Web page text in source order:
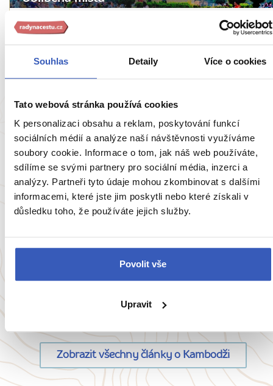
Souhlas Detaily Více o cookies
Tato webová stránka používá cookies
K personalizaci obsahu a reklam, poskytování funkcí
sociálních médií a analýze naší návštěvnosti využíváme
soubory cookie. Informace o tom, jak náš web používáte,
sdílíme se svými partnery pro sociální média, inzerci a
analýzy. Partneři tyto údaje mohou zkombinovat s dalšími
informacemi, které jste jim poskytli nebo které získali v
důsledku toho, že používáte jejich služby.
Povolit vše
Upravit
Opomíjený Battambang: nejlépe střežené
1126 přečtení
Inspirace
Chrámy, cirkus, kokosové mléko a kapka
Zobrazit všechny články o Kambodži